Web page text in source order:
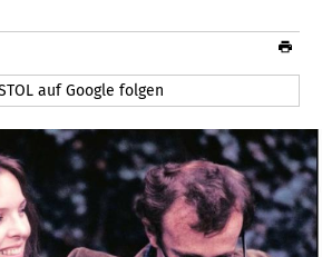
auf Google folgen